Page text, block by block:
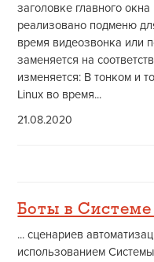
заголовке главного
реализовано подменю
время видеозвонка или
заменяется на
изменяется: В тонком и
Linux во время...
21.08.2020
Боты в
... сценариев
использованием